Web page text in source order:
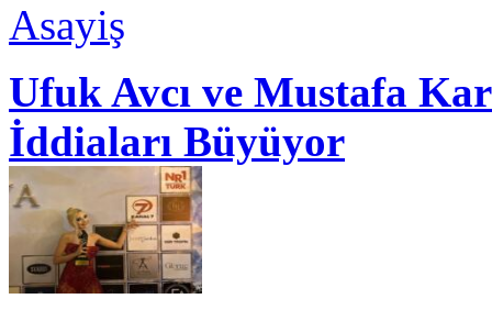
Asayiş
Ufuk Avcı ve Mustafa
İddiaları Büyüyor